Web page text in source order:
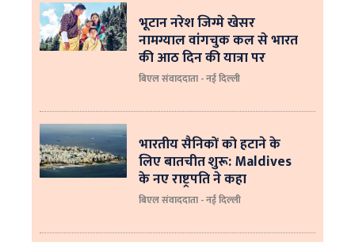
भूटान नरेश जिग्मे खेसर
नामग्याल वांगचुक कल से भारत
की आठ दिन की यात्रा पर
बिएल संवाददाता - नई दिल्ली
भारतीय सैनिकों को हटाने के
लिए बातचीत शुरू: Maldives
के नए राष्ट्रपति ने कहा
बिएल संवाददाता - नई दिल्‍ली